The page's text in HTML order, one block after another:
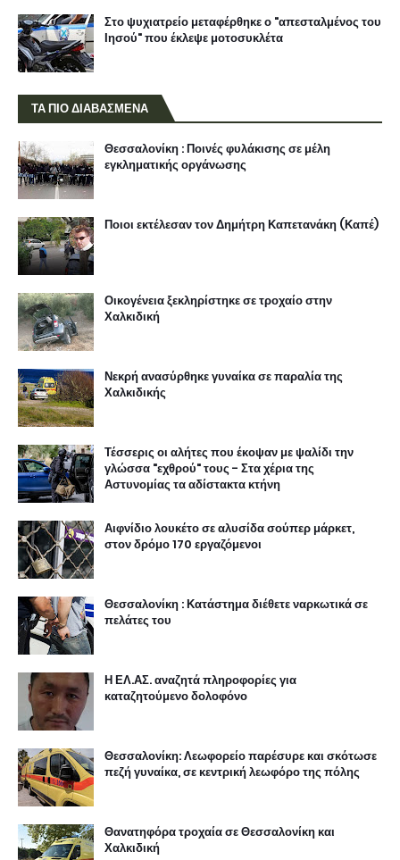
Στο ψυχιατρείο μεταφέρθηκε ο "απεσταλμένος του
Ιησού" που έκλεψε μοτοσυκλέτα
ΤΑ ΠΙΟ ΔΙΑΒΑΣΜΕΝΑ
Θεσσαλονίκη : Ποινές φυλάκισης σε μέλη
εγκληματικής οργάνωσης
Ποιοι εκτέλεσαν τον Δημήτρη Καπετανάκη (Καπέ)
Οικογένεια ξεκληρίστηκε σε τροχαίο στην
Χαλκιδική
Νεκρή ανασύρθηκε γυναίκα σε παραλία της
Χαλκιδικής
Τέσσερις οι αλήτες που έκοψαν με ψαλίδι την
γλώσσα "εχθρού" τους - Στα χέρια της
Αστυνομίας τα αδίστακτα κτήνη
Αιφνίδιο λουκέτο σε αλυσίδα σούπερ μάρκετ,
στον δρόμο 170 εργαζόμενοι
Θεσσαλονίκη : Κατάστημα διέθετε ναρκωτικά σε
πελάτες του
Η ΕΛ.ΑΣ. αναζητά πληροφορίες για
καταζητούμενο δολοφόνο
Θεσσαλονίκη: Λεωφορείο παρέσυρε και σκότωσε
πεζή γυναίκα, σε κεντρική λεωφόρο της πόλης
Θανατηφόρα τροχαία σε Θεσσαλονίκη και
Χαλκιδική